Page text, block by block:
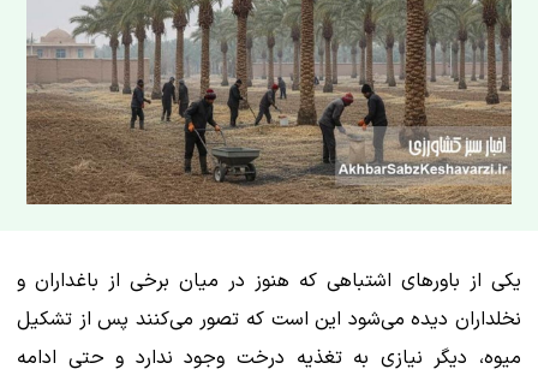
یکی از باورهای اشتباهی که هنوز در میان برخی از باغداران و
نخلداران دیده می‌شود این است که تصور می‌کنند پس از تشکیل
میوه، دیگر نیازی به تغذیه درخت وجود ندارد و حتی ادامه